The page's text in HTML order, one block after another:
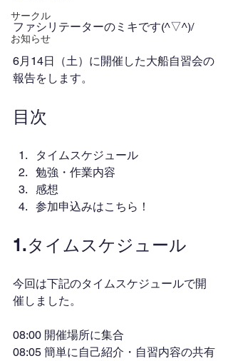
サークル
お知らせ
ファシリテーターのミキです(^▽^)/
6月14日（土）に開催した大船自習会の
報告をします。
目次
タイムスケジュール
勉強・作業内容
感想
参加申込みはこちら！
1.タイムスケジュール
今回は下記のタイムスケジュールで開
催しました。
08:00 開催場所に集合
08:05 簡単に自己紹介・自習内容の共有